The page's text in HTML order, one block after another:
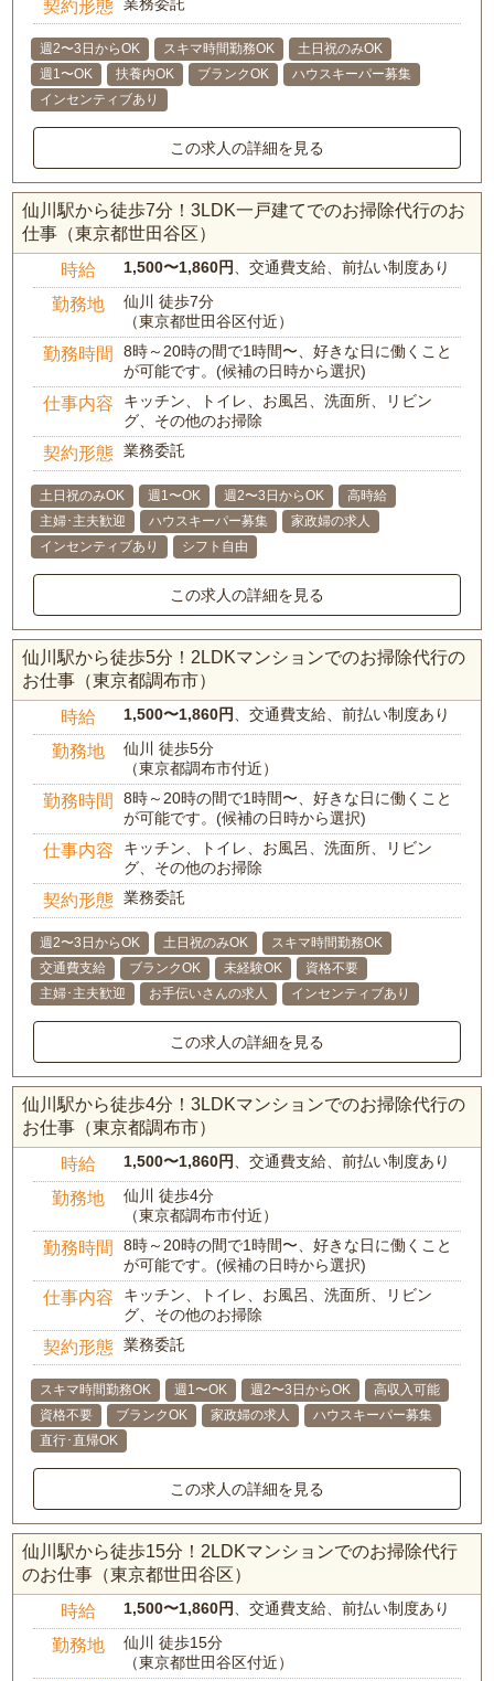
契約形態
週2〜3日からOK スキマ時間勤務OK
土日祝のみOK
週1〜OK
扶養内OK ブランクOK
ハウスキーパー募集
インセンティブあり
この求人の詳細を見る
仙川駅から徒歩7分！3LDK一戸建てでのお掃除代行のお
仕事（東京都世田谷区）
時給 1,500〜1,860円 、交通費支給、前払い制度あり
勤務地
仙川 徒歩7分
（東京都世田谷区付近）
勤務時間
8時～20時の間で1時間〜、好きな日に働くこと
が可能です。(候補の日時から選択)
仕事内容
キッチン、トイレ、お風呂、洗面所、リビン
グ、その他のお掃除
契約形態 業務委託
土日祝のみOK 週1〜OK 週2〜3日からOK
高時給
主婦･主夫歓迎
ハウスキーパー募集
家政婦の求人
インセンティブあり
シフト自由
この求人の詳細を見る
仙川駅から徒歩5分！2LDKマンションでのお掃除代行の
お仕事（東京都調布市）
時給 1,500〜1,860円 、交通費支給、前払い制度あり
勤務地
仙川 徒歩5分
（東京都調布市付近）
勤務時間
8時～20時の間で1時間〜、好きな日に働くこと
が可能です。(候補の日時から選択)
仕事内容
キッチン、トイレ、お風呂、洗面所、リビン
グ、その他のお掃除
契約形態 業務委託
週2〜3日からOK 土日祝のみOK
スキマ時間勤務OK
交通費支給
ブランクOK 未経験OK
資格不要
主婦･主夫歓迎
お手伝いさんの求人 インセンティブあり
この求人の詳細を見る
仙川駅から徒歩4分！3LDKマンションでのお掃除代行の
お仕事（東京都調布市）
時給 1,500〜1,860円 、交通費支給、前払い制度あり
勤務地
仙川 徒歩4分
（東京都調布市付近）
勤務時間
8時～20時の間で1時間〜、好きな日に働くこと
が可能です。(候補の日時から選択)
仕事内容
キッチン、トイレ、お風呂、洗面所、リビン
グ、その他のお掃除
契約形態 業務委託
スキマ時間勤務OK 週1〜OK 週2〜3日からOK
高収入可能
資格不要
ブランクOK 家政婦の求人
ハウスキーパー募集
直行･直帰OK
この求人の詳細を見る
仙川駅から徒歩15分！2LDKマンションでのお掃除代行
のお仕事（東京都世田谷区）
時給 1,500〜1,860円 、交通費支給、前払い制度あり
勤務地
仙川 徒歩15分
（東京都世田谷区付近）